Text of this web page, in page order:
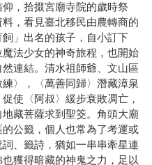
，拾掇宮廟寺院的歲時祭
，看見臺北移民由農轉商的
」出名的孩子，自小訂下
魔法少女的神奇旅程，也開始
連結。清水祖師爺、文山區
〉，〈萬善同歸〉潛藏漳泉
使〈阿叔〉緩步衰敗凋亡，
藏菩薩求到聖筊。角頭大廟
公籤，個人也常為了考運或
、籤詩，猶如一串串牽星連
獲得暗藏的神鬼之力，足以